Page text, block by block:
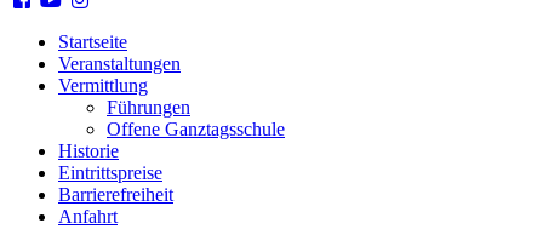
Startseite
Veranstaltungen
Vermittlung
Führungen
Offene Ganztagsschule
Historie
Eintrittspreise
Barrierefreiheit
Anfahrt